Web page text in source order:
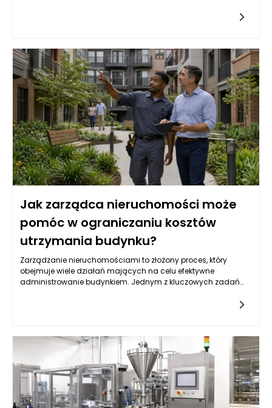
Jak zarządca nieruchomości może
pomóc w ograniczaniu kosztów
utrzymania budynku?
Zarządzanie nieruchomościami to złożony proces, który
obejmuje wiele działań mających na celu efektywne
administrowanie budynkiem. Jednym z kluczowych zadań
kosztów utrzymania budynku. W praktyce oznacza to nie tylko
ramach swoich obowiązków zarządca ma za zadanie
analizować przyszłe wydatki, planować budżet i śledzić już
poniesione koszty, aby móc wprowadzać skuteczne zmiany.
Współpraca z mieszkańcami, wykonawcami oraz
dostawcami usług pozwala na lepsze negocjowanie
warunków umów, co w dłuższej perspektywie przyczynia się do
zmniejszenia ogólnych kosztów.